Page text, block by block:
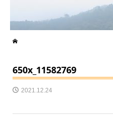
650x_11582769
2021.12.24